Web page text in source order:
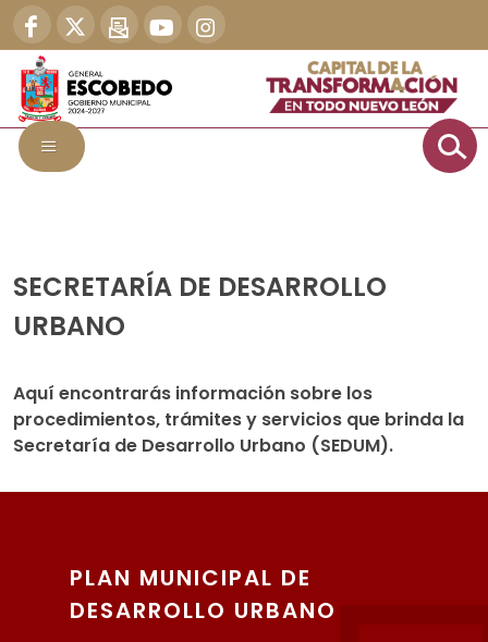
SECRETARÍA DE DESARROLLO
URBANO
Aquí encontrarás información sobre los
procedimientos, trámites y servicios que brinda la
Secretaría de Desarrollo Urbano (SEDUM).
PLAN MUNICIPAL DE
DESARROLLO URBANO